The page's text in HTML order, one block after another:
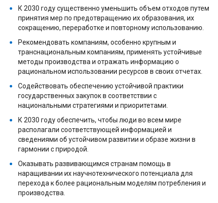
К 2030 году существенно уменьшить объем отходов путем
принятия мер по предотвращению их образования, их
сокращению, переработке и повторному использованию.
Рекомендовать компаниям, особенно крупным и
транснациональным компаниям, применять устойчивые
методы производства и отражать информацию о
рациональном использовании ресурсов в своих отчетах.
Содействовать обеспечению устойчивой практики
государственных закупок в соответствии с
национальными стратегиями и приоритетами.
К 2030 году обеспечить, чтобы люди во всем мире
располагали соответствующей информацией и
сведениями об устойчивом развитии и образе жизни в
гармонии с природой.
Оказывать развивающимся странам помощь в
наращивании их научнотехнического потенциала для
перехода к более рациональным моделям потребления и
производства.